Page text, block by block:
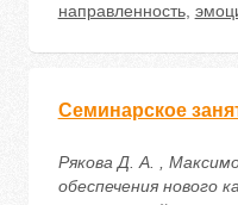
направленность,
Семинарское
Рякова Д. А. ,
обеспечения нового